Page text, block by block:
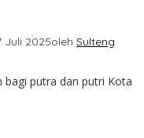
Juli 2025oleh Sulteng
bagi putra dan putri Kota